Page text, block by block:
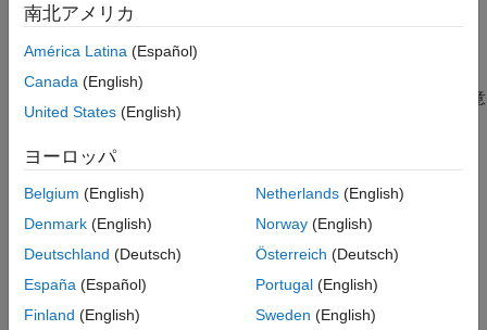
項目一覧
説明
例
結果情報
参考
リスク
関数fgetpos(FILE *stream, fpos_t *pos)
のファイル位置を取得します。別の値を
のファイル位置引数として使用する場合、意
図しないストリームの位置にアクセスする可能性があります。
修正方法
fgetpos()への正常な呼び出しから返された値をfsetpos()
ァイル位置引数として使用します。
すべて展開する
南北アメリカ
América Latina (Español)
Canada (English)
United States (English)
ヨーロッパ
Belgium (English)
Denmark (English)
Deutschland (Deutsch)
España (Español)
Finland (English)
Netherlands(English)
Norway(English)
Österreich (Deutsch)
Portugal(English)
Sweden (English)